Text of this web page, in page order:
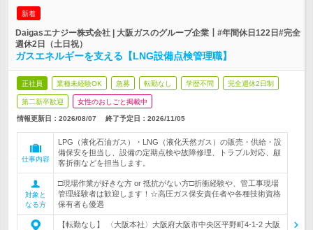
新着
Daigasエナジー株式会社 | 大阪ガスのグループ企業┃#年間休日122日#完全
週休2日（土日祝）
ガスエネルギーを支える【LNG設備点検管理職】
正社員 業種未経験OK 急募 転勤なし 学歴不問 完全週休2日制
第二新卒歓迎 女性のおしごと掲載中
情報更新日：2026/08/07 終了予定日： 2026/11/05
仕事内容
LPG（液化石油ガス）・LNG（液化天然ガス）の販売・供給・設
備保安を担当し、設備の定期点検や故障修理、トラブル対応、顧
客折衝などを担当します。
対象と
なる方
□現場作業が好きな方 or 抵抗がない方□折衝経験や、管工事現場
管理経験者は歓迎します！☆高圧ガス保安責任者や各種技術資格
保有者も優遇
【転勤なし】 〈大阪本社〉大阪府大阪市中央区平野町4-1-2 大阪